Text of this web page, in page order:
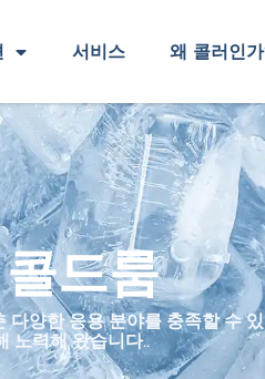
서비스 왜 콜러인
드룸
양한 응용 분야를 충족할 수
노력해 왔습니다..